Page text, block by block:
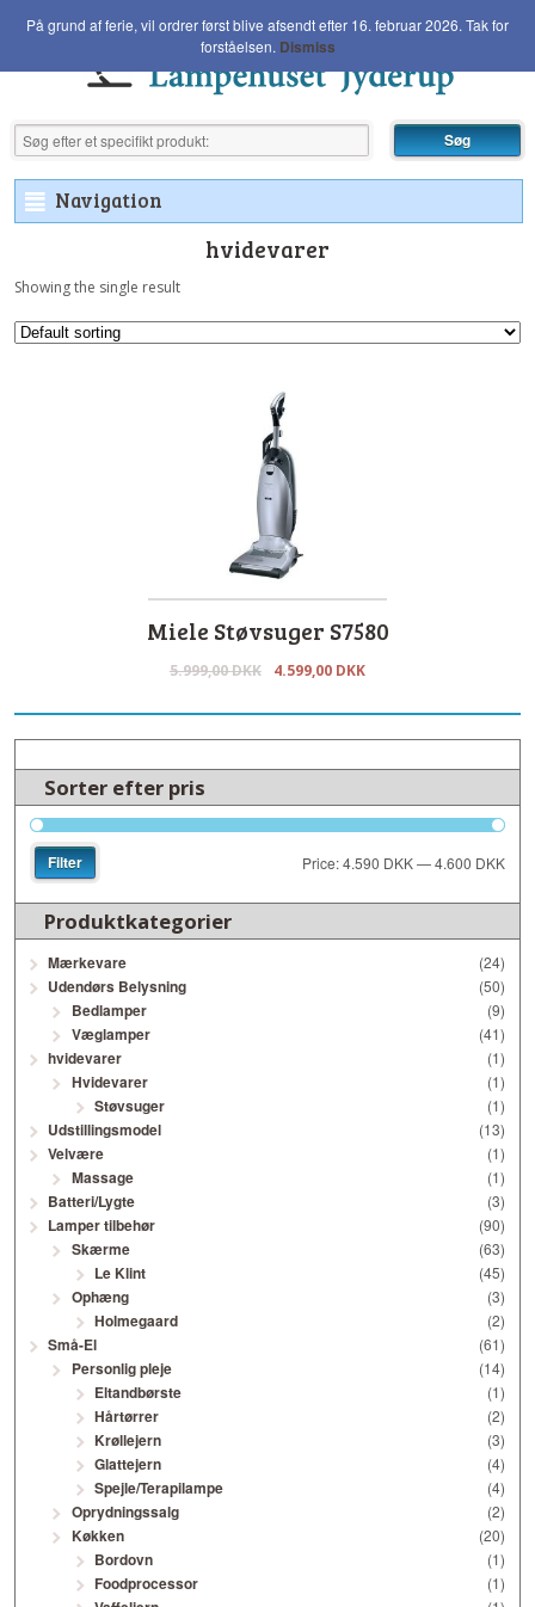
² Navigation
hvidevarer
Showing the single result
Miele Støvsuger S7580
5.999,00DKK 4.599,00 DKK
Sorter efter pris
Filter Price:4.590 DKK—4.600 DKK
Produktkategorier
Mærkevare (24)
Udendørs Belysning (50)
Bedlamper (9)
Væglamper (41)
hvidevarer (1)
Hvidevarer (1)
Støvsuger (1)
Udstillingsmodel (13)
Velvære (1)
Massage (1)
Batteri/Lygte (3)
Lamper tilbehør (90)
Skærme (63)
Le Klint (45)
Ophæng (3)
Holmegaard (2)
Små-El (61)
Personlig pleje (14)
Eltandbørste (1)
Hårtørrer (2)
Krøllejern (3)
Glattejern (4)
Spejle/Terapilampe (4)
Oprydningssalg (2)
Køkken (20)
Bordovn (1)
Foodprocessor (1)
På grund af ferie, vil ordrer først blive afsendt efter 16. februar 2026. Tak for
forståelsen. Dismiss